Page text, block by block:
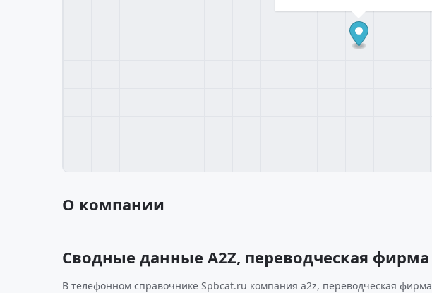
О компании
Сводные данные A2Z, переводческая фирма
В телефонном справочнике Spbcat.ru компания a2z, переводческая фирма